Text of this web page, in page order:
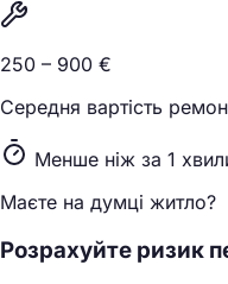
250 – 900 €
Середня вартість
Менше ніж за 1
Маєте на думці житло?
Розрахуйте ризик